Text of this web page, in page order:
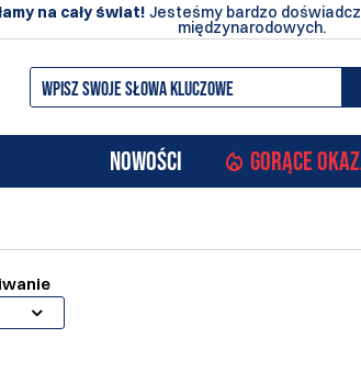
na cały świat! Jesteśmy bardzo
międzynarodowych.
NOWOŚCI GORĄCE